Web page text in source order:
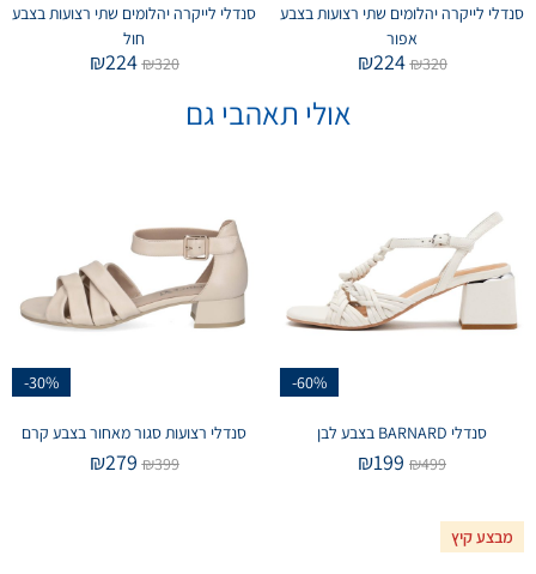
סנדלי לייקרה יהלומים שתי רצועות בצבע
אפור
₪320
₪224
סנדלי לייקרה יהלומים שתי רצועות בצבע
חול
₪320
₪224
אולי תאהבי גם
-60%
סנדלי BARNARD בצבע לבן
₪499
₪199
-30%
סנדלי רצועות סגור מאחור בצבע קרם
₪399
₪279
מבצע קיץ